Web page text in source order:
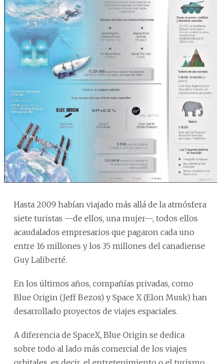
Hasta 2009 habían viajado más allá de la atmósfera
siete turistas —de ellos, una mujer—, todos ellos
acaudalados empresarios que pagaron cada uno
entre 16 millones y los 35 millones del canadiense
Guy Laliberté.
En los últimos años, compañías privadas, como
Blue Origin (Jeff Bezos) y Space X (Elon Musk) han
desarrollado proyectos de viajes espaciales.
A diferencia de SpaceX, Blue Origin se dedica
sobre todo al lado más comercial de los viajes